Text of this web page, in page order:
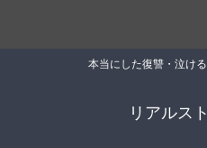
本当にした復讐・泣け
リアルス